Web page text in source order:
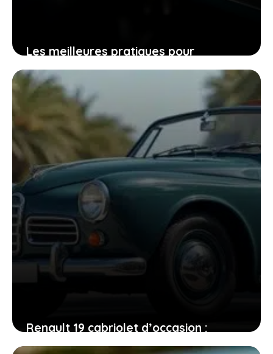
Les meilleures pratiques pour
optimiser la climatisation d’une voiture
ancienne sans stress
2 février 2026
Renault 19 cabriolet d’occasion :
conseils et témoignages pour faire le